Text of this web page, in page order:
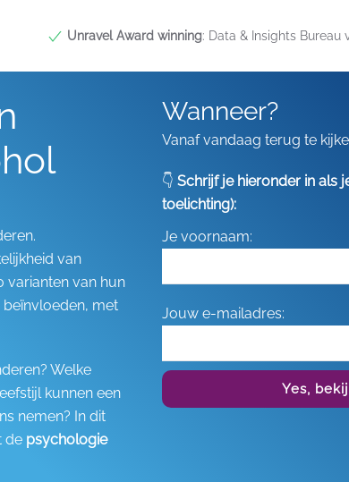
Unravel Award winning: Data & Insights Bureau
van
varianten van hun
met
Welke
kunnen een
nemen? In dit
de psychologie
Wanneer?
Vanaf vandaag terug te
👇 Schrijf je hieronder in als
toelichting):
Je voornaam:
Jouw e-mailadres:
Yes,